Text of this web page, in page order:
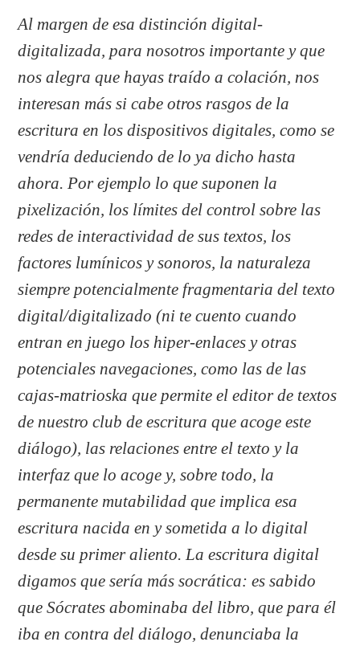
Al margen de esa distinción digital-
digitalizada, para nosotros importante y que
nos alegra que hayas traído a colación, nos
interesan más si cabe otros rasgos de la
escritura en los dispositivos digitales,como se
vendría deduciendo de lo ya dicho hasta
ahora. Por ejemplo lo que suponen la
pixelización, los límites del control sobre las
redes de interactividad de sus textos, los
factores lumínicos y sonoros, la naturaleza
siempre potencialmente fragmentaria del texto
digital/digitalizado (ni te cuento cuando
entran en juego los hiper-enlaces y otras
potenciales navegaciones, como las de las
cajas-matrioska que permite el editor de textos
de nuestro club de escritura que acoge este
diálogo), las relaciones entre el texto y la
interfaz que lo acoge y, sobre todo, la
permanente mutabilidad que implica esa
escritura nacida en y sometida a lo digital
desde su primer aliento. La escritura digital
digamos que sería más socrática: es sabido
que Sócrates abominaba del libro, que para él
iba en contra del diálogo, denunciaba la